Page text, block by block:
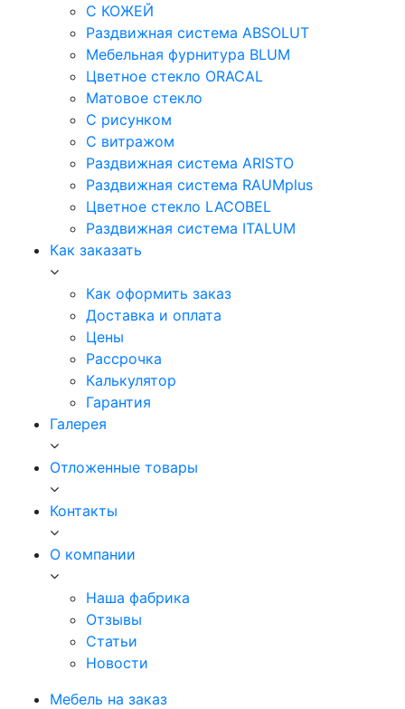
С КОЖЕЙ
Раздвижная система ABSOLUT
Мебельная фурнитура BLUM
Цветное стекло ORACAL
Матовое стекло
C рисунком
C витражом
Раздвижная система ARISTO
Раздвижная система RAUMplus
Цветное стекло LACOBEL
Раздвижная система ITALUM
Как заказать
Как оформить заказ
Доставка и оплата
Цены
Рассрочка
Калькулятор
Гарантия
Галерея
Отложенные товары
Контакты
О компании
Наша фабрика
Отзывы
Статьи
Новости
Мебель на заказ